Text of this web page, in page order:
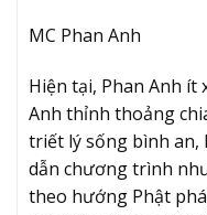
MC Phan Anh
Hiện tại, Phan Anh ít
Anh thỉnh thoảng
triết lý sống bình an,
dẫn chương trình
theo hướng Phật